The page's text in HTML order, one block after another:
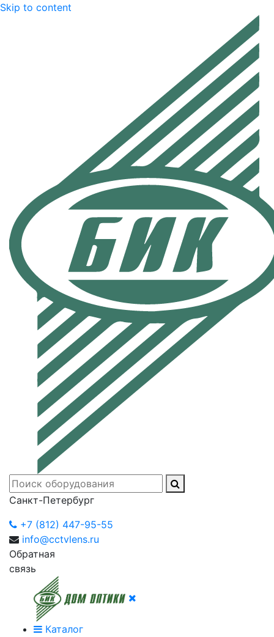
Skip to content
Санкт-Петербург
+7 (812) 447-95-55
info@cctvlens.ru
Обратная
связь
Каталог